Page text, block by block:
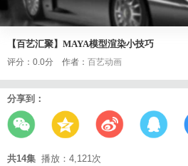
【百艺汇聚】MAYA模型渲染小技巧
评分：0.0分 作者： 百艺动画
分享到：
共14集 播放：4,121次